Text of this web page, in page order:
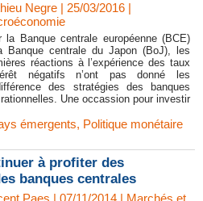
Negre | 25/03/2016 |
la Banque centrale européenne (BCE)
Banque centrale du Japon (BoJ), les
réactions à l’expérience des taux
négatifs n’ont pas donné les
des stratégies des banques
Une occassion pour investir
émergents, Politique monétaire
à profiter des
banques centrales
Paes | 07/11/2014 | Marchés et